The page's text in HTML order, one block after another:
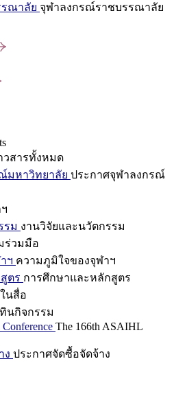
ณาลัย จุฬาลงกรณ์ราชบรรณาลัย
วสารทั้งหมด
มหาวิทยาลัย ประกาศจุฬาลงกรณ์
รม งานวิจัยและนวัตกรรม
ร่วมมือ
ฯ ความภูมิใจของจุฬาฯ
ตร การศึกษาและหลักสูตร
นสื่อ
นกิจกรรม
The 166th ASAIHL
ง ประกาศจัดซื้อจัดจ้าง